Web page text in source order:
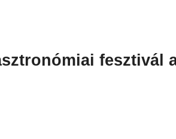
fesztivál